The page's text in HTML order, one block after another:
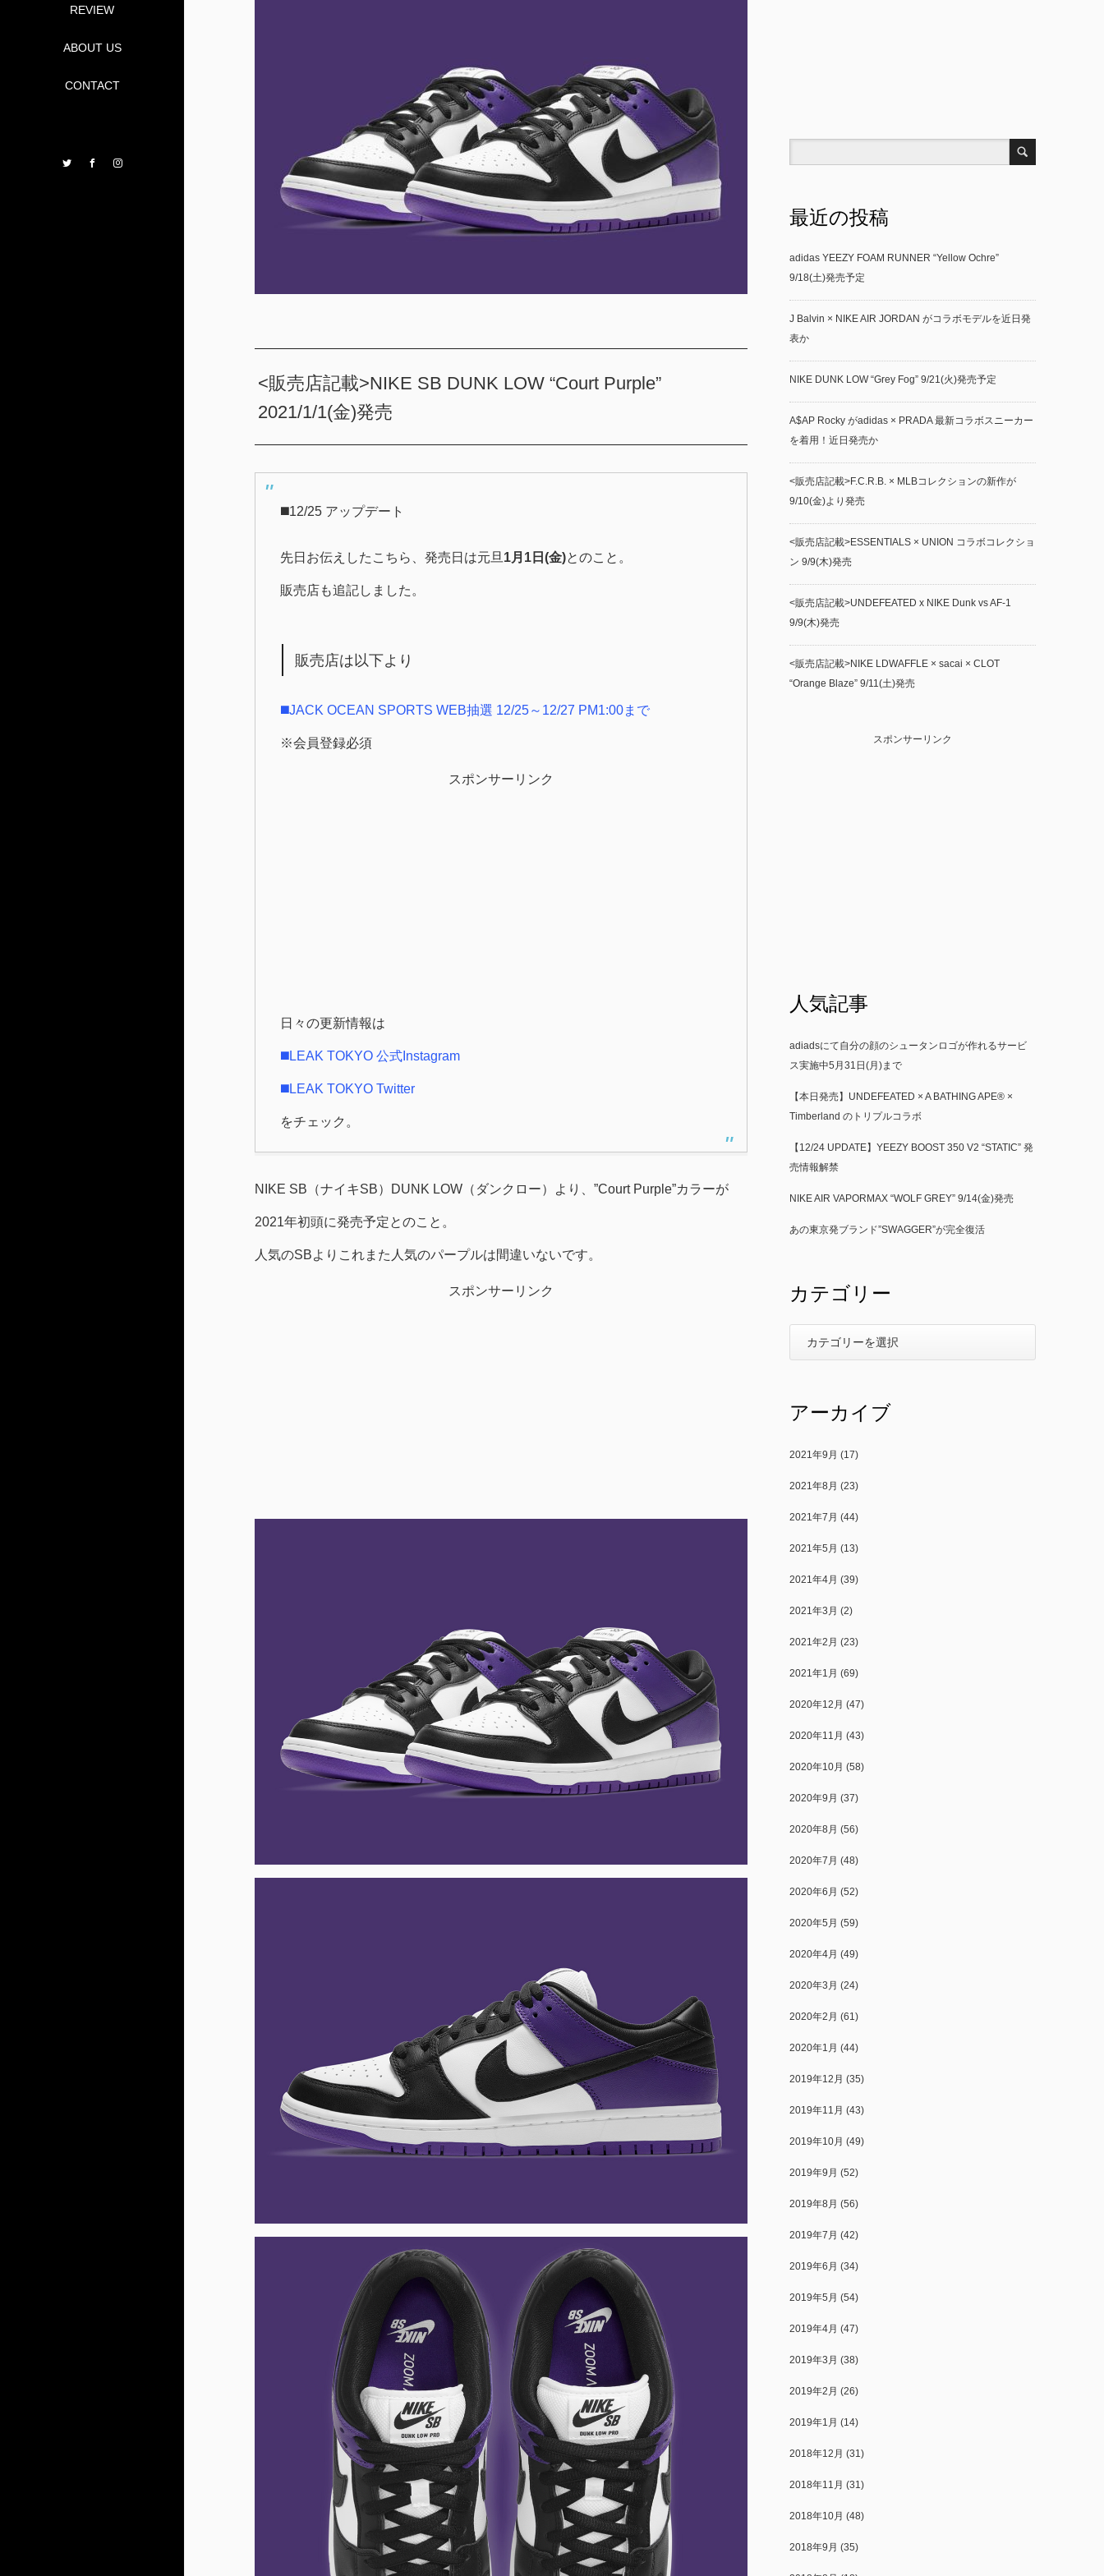
REVIEW
ABOUT US
CONTACT
TwitterFacebook
<販売店記載>NIKE SB DUNK LOW “Court Purple”
2021/1/1(金)発売
◼️12/25 アップデート
先日お伝えしたこちら、発売日は元旦 1月1日(金)とのこと。
販売店も追記しました。
販売店は以下より
◼️JACK OCEAN SPORTS WEB抽選 12/25～12/27 PM1:00まで
※会員登録必須
スポンサーリンク
日々の更新情報は
◼️LEAK TOKYO 公式Instagram
◼️LEAK TOKYO Twitter
をチェック。
NIKE SB（ナイキSB）DUNK LOW（ダンクロー）より、”Court Purple”カラーが
2021年初頭に発売予定とのこと。
人気のSBよりこれまた人気のパープルは間違いないです。
スポンサーリンク
最近の投稿
adidas YEEZY FOAM RUNNER “Yellow Ochre”
9/18(土)発売予定
J Balvin × NIKE AIR JORDAN がコラボモデルを近日発
表か
NIKE DUNK LOW “Grey Fog” 9/21(火)発売予定
A$AP Rocky がadidas × PRADA 最新コラボスニーカー
を着用！近日発売か
<販売店記載>F.C.R.B. × MLBコレクションの新作が
9/10(金)より発売
<販売店記載>ESSENTIALS × UNION コラボコレクショ
ン 9/9(木)発売
<販売店記載>UNDEFEATED x NIKE Dunk vs AF-1
9/9(木)発売
<販売店記載>NIKE LDWAFFLE × sacai × CLOT
“Orange Blaze” 9/11(土)発売
スポンサーリンク
人気記事
adiadsにて自分の顔のシュータンロゴが作れるサービ
ス実施中5月31日(月)まで
【本日発売】UNDEFEATED × A BATHING APE® ×
Timberland のトリプルコラボ
【12/24 UPDATE】YEEZY BOOST 350 V2 “STATIC” 発
売情報解禁
NIKE AIR VAPORMAX “WOLF GREY” 9/14(金)発売
あの東京発ブランド”SWAGGER”が完全復活
カテゴリー
アーカイブ
2021年9月 (17)
2021年8月 (23)
2021年7月 (44)
2021年5月 (13)
2021年4月 (39)
2021年3月 (2)
2021年2月 (23)
2021年1月 (69)
2020年12月 (47)
2020年11月 (43)
2020年10月 (58)
2020年9月 (37)
2020年8月 (56)
2020年7月 (48)
2020年6月 (52)
2020年5月 (59)
2020年4月 (49)
2020年3月 (24)
2020年2月 (61)
2020年1月 (44)
2019年12月 (35)
2019年11月 (43)
2019年10月 (49)
2019年9月 (52)
2019年8月 (56)
2019年7月 (42)
2019年6月 (34)
2019年5月 (54)
2019年4月 (47)
2019年3月 (38)
2019年2月 (26)
2019年1月 (14)
2018年12月 (31)
2018年11月 (31)
2018年10月 (48)
2018年9月 (35)